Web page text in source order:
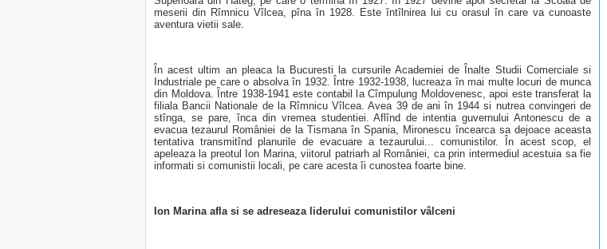
meserii din Rîmnicu Vîlcea, pîna în 1928. Este întîlnirea lui cu orasul în care va cunoaste
aventura vietii sale.
În acest ultim an pleaca la Bucuresti la cursurile Academiei de Înalte Studii Comerciale si
Industriale pe care o absolva în 1932. Între 1932-1938, lucreaza în mai multe locuri de munca
din Moldova. Între 1938-1941 este contabil la Cîmpulung Moldovenesc, apoi este transferat la
filiala Bancii Nationale de la Rîmnicu Vîlcea. Avea 39 de ani în 1944 si nutrea convingeri de
stînga, se pare, înca din vremea studentiei. Aflînd de intentia guvernului Antonescu de a
evacua tezaurul României de la Tismana în Spania, Mironescu încearca sa dejoace aceasta
tentativa transmitînd planurile de evacuare a tezaurului... comunistilor. În acest scop, el
apeleaza la preotul Ion Marina, viitorul patriarh al României, ca prin intermediul acestuia sa fie
informati si comunistii locali, pe care acesta îi cunostea foarte bine.
Ion Marina afla si se adreseaza liderului comunistilor vâlceni